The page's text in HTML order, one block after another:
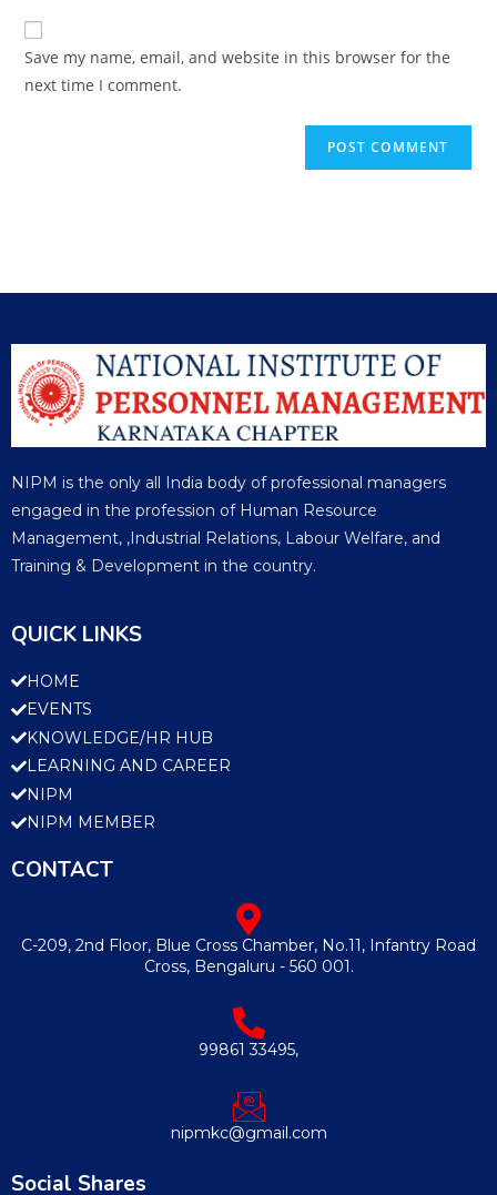
Save my name, email, and website in this browser for the
next time I comment.
NIPM is the only all India body of professional managers
engaged in the profession of Human Resource
Management, ,Industrial Relations, Labour Welfare, and
Training & Development in the country.
QUICK LINKS
HOME
EVENTS
KNOWLEDGE/HR HUB
LEARNING AND CAREER
NIPM
NIPM MEMBER
CONTACT
C-209, 2nd Floor, Blue Cross Chamber, No.11, Infantry Road
Cross, Bengaluru - 560 001.
99861 33495,
nipmkc@gmail.com
Social Shares